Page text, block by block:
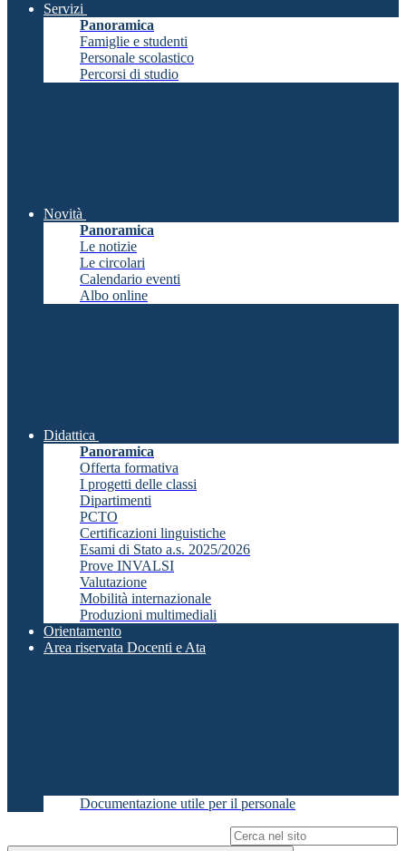
Servizi
Panoramica
Famiglie e studenti
Personale scolastico
Percorsi di studio
Novità
Panoramica
Le notizie
Le circolari
Calendario eventi
Albo online
Didattica
Panoramica
Offerta formativa
I progetti delle classi
Dipartimenti
PCTO
Certificazioni linguistiche
Esami di Stato a.s. 2025/2026
Prove INVALSI
Valutazione
Mobilità internazionale
Produzioni multimediali
Orientamento
Area riservata Docenti e Ata
Documentazione utile per il personale